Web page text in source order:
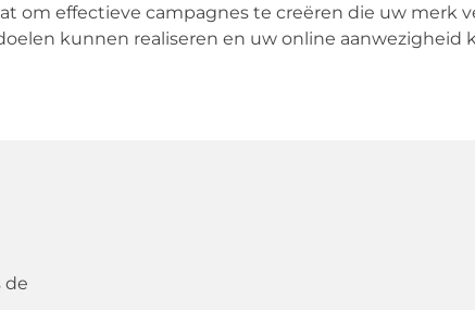
om effectieve campagnes te creëren die uw merk
kunnen realiseren en uw online aanwezigheid
de